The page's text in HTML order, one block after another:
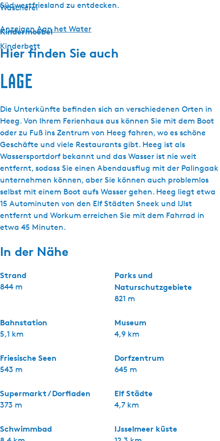
Wäscherei
Kindermoebel
Kinderbett
Südwestfriesland zu entdecken.
Anzeigen Aan het Water
Hier finden Sie auch
Lage
Die Unterkünfte befinden sich an verschiedenen Orten in
Heeg. Von Ihrem Ferienhaus aus können Sie mit dem Boot
oder zu Fuß ins Zentrum von Heeg fahren, wo es schöne
Geschäfte und viele Restaurants gibt. Heeg ist als
Wassersportdorf bekannt und das Wasser ist nie weit
entfernt, sodass Sie einen Abendausflug mit der Palingaak
unternehmen können, aber Sie können auch problemlos
selbst mit einem Boot aufs Wasser gehen. Heeg liegt etwa
15 Autominuten von den Elf Städten Sneek und IJlst
entfernt und Workum erreichen Sie mit dem Fahrrad in
etwa 45 Minuten.
In der Nähe
Strand
844 m
Parks und
Naturschutzgebiete
821 m
Bahnstation
5,1 km
Museum
4,9 km
Friesische Seen
543 m
Dorfzentrum
645 m
Supermarkt / Dorfladen
373 m
Elf Städte
4,7 km
Schwimmbad IJsselmeer küste